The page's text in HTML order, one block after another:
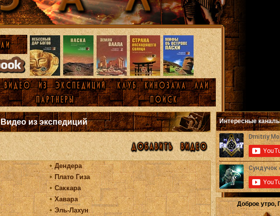
Видео из экспедиций
Дендера
Плато Гиза
Саккара
Хавара
Эль-Лахун
Интересные
Доброе утро,